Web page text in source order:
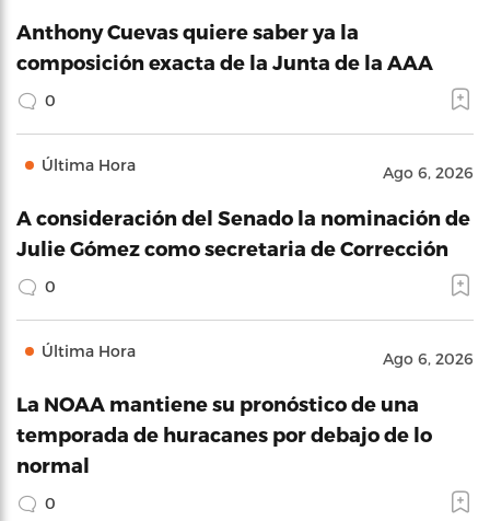
Anthony Cuevas quiere saber ya la
composición exacta de la Junta de la AAA
0
Última Hora Ago 6, 2026
A consideración del Senado la nominación de
Julie Gómez como secretaria de Corrección
0
Última Hora Ago 6, 2026
La NOAA mantiene su pronóstico de una
temporada de huracanes por debajo de lo
normal
0